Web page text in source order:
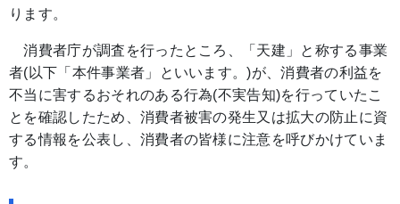
ります。
消費者庁が調査を行ったところ、「天建」と称する事業
者(以下「本件事業者」といいます。)が、消費者の利益を
不当に害するおそれのある行為(不実告知)を行っていたこ
とを確認したため、消費者被害の発生又は拡大の防止に資
する情報を公表し、消費者の皆様に注意を呼びかけていま
す。